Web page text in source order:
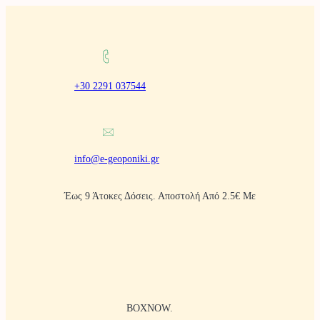
+30 2291 037544
info@e-geoponiki.gr
Έως 9 Άτοκες Δόσεις. Αποστολή Από 2.5€ Με
BOXNOW.